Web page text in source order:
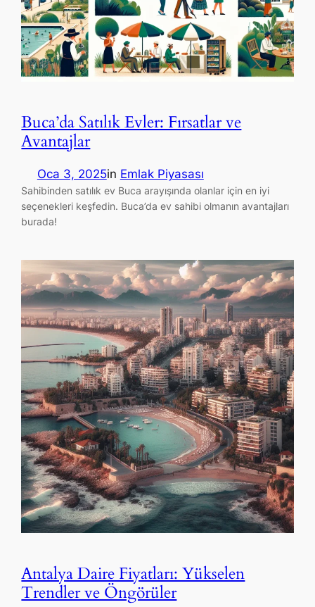
Buca’da Satılık Evler: Fırsatlar ve
Avantajlar
Oca 3, 2025in Emlak Piyasası
Sahibinden satılık ev Buca arayışında olanlar için en iyi
seçenekleri keşfedin. Buca’da ev sahibi olmanın avantajları
burada!
Antalya Daire Fiyatları: Yükselen
Trendler ve Öngörüler